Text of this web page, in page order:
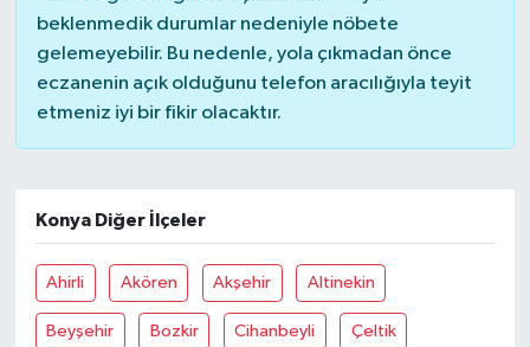
beklenmedik durumlar nedeniyle nöbete
gelemeyebilir. Bu nedenle, yola çıkmadan önce
eczanenin açık olduğunu telefon aracılığıyla teyit
etmeniz iyi bir fikir olacaktır.
Konya Diğer İlçeler
Ahirli Akören Akşehir Altinekin
Beyşehir Bozkir Cihanbeyli Çeltik
SPONSORLU YAZI
SPOR